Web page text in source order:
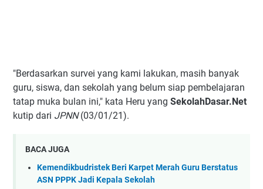
"Berdasarkan survei yang kami lakukan, masih banyak
guru, siswa, dan sekolah yang belum siap pembelajaran
tatap muka bulan ini," kata Heru yang SekolahDasar.Net
kutip dari JPNN(03/01/21).
BACA JUGA
Kemendikbudristek Beri Karpet Merah Guru Berstatus
ASN PPPK Jadi Kepala Sekolah